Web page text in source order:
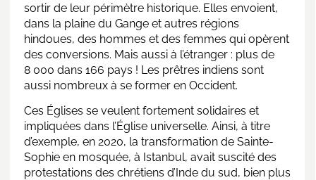
sortir de leur périmètre historique. Elles envoient,
dans la plaine du Gange et autres régions
hindoues, des hommes et des femmes qui opèrent
des conversions. Mais aussi à l’étranger : plus de
8 000 dans 166 pays ! Les prêtres indiens sont
aussi nombreux à se former en Occident.
Ces Églises se veulent fortement solidaires et
impliquées dans l’Église universelle. Ainsi, à titre
d’exemple, en 2020, la transformation de Sainte-
Sophie en mosquée, à Istanbul, avait suscité des
protestations des chrétiens d’Inde du sud, bien plus